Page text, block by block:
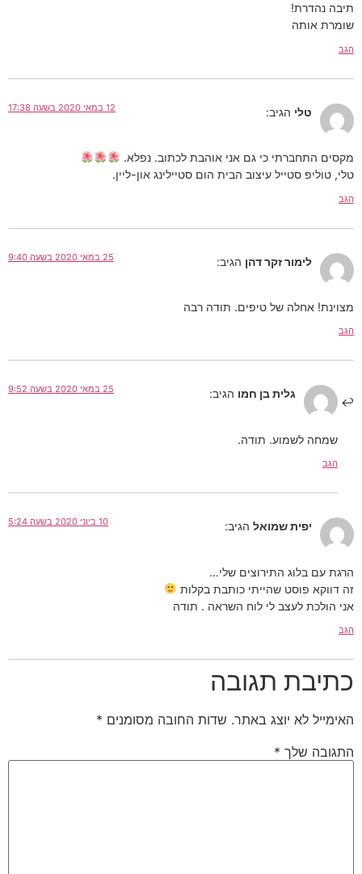
תיבה נהדרת!
שומרת אותה
הגב
טלי הגיב: 12 במאי 2020 בשעה 17:38
מקסים התחברתי כי גם אני אוהבת לכתוב. נפלא.
טלי, טוליפ סטייל עיצוב הבית הום סטיילינג און-ליין.
הגב
לימור זקר דהן הגיב: 25 במאי 2020 בשעה 9:40
מצוינת! אחלה של טיפים. תודה רבה
הגב
גלית בן חמו הגיב: 25 במאי 2020 בשעה 9:52
שמחה לשמוע. תודה.
הגב
יפית שמואל הגיב: 10 ביוני 2020 בשעה 5:24
הרגת עם בלוג התירוצים שלי…
זה דווקא פוסט שהייתי כותבת בקלות
אני הולכת לעצב לי לוח השראה . תודה
הגב
כתיבת תגובה
האימייל לא יוצג באתר. שדות החובה מסומנים *
התגובה שלך *